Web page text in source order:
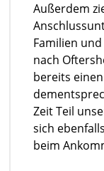
Außerdem
Familien
nach
bereits
Zeit Teil
sich
beim